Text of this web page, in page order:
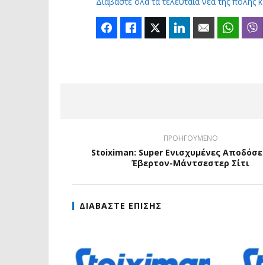
FacebookLike Twitter LinkedIn Email
ΠΡΟΗΓΟΥΜΕΝΟ
Stoiximan: Super Ενισχυμένες
Έβερτον-Μάντσεστερ Σίτι
ΔΙΑΒΑΣΤΕ ΕΠΙΣΗΣ